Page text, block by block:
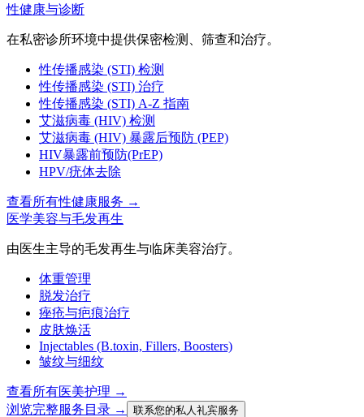
性健康与诊断
在私密诊所环境中提供保密检测、筛查和治疗。
性传播感染 (STI) 检测
性传播感染 (STI) 治疗
性传播感染 (STI) A-Z 指南
艾滋病毒 (HIV) 检测
艾滋病毒 (HIV) 暴露后预防 (PEP)
HIV暴露前预防(PrEP)
HPV/疣体去除
查看所有性健康服务 →
医学美容与毛发再生
由医生主导的毛发再生与临床美容治疗。
体重管理
脱发治疗
痤疮与疤痕治疗
皮肤焕活
Injectables (B.toxin, Fillers, Boosters)
皱纹与细纹
查看所有医美护理 →
浏览完整服务目录 →
联系您的私人礼宾服务